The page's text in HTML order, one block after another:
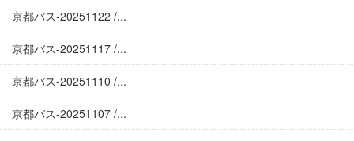
京都バス-20251122 /...
京都バス-20251117 /...
京都バス-20251110 /...
京都バス-20251107 /...